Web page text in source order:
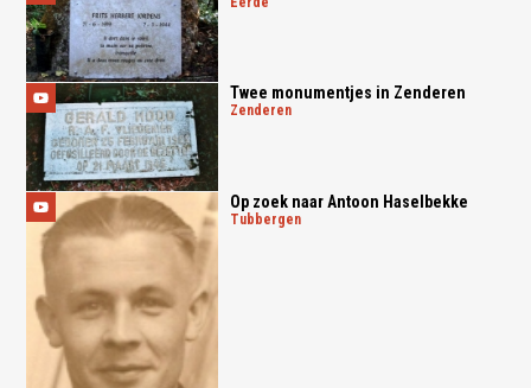
Twee monumentjes in Zenderen
zenderen
Op zoek naar Antoon Haselbekke
tubbergen